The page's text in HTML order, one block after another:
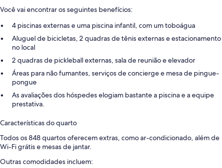
Você vai encontrar os seguintes benefícios:
4 piscinas externas e uma piscina infantil, com um toboágua
Aluguel de bicicletas, 2 quadras de tênis externas e estacionamento
no local
2 quadras de pickleball externas, sala de reunião e elevador
Áreas para não fumantes, serviços de concierge e mesa de pingue-
pongue
As avaliações dos hóspedes elogiam bastante a piscina e a equipe
prestativa.
Características do quarto
Todos os 848 quartos oferecem extras, como ar-condicionado, além de
Wi-Fi grátis e mesas de jantar.
Outras comodidades incluem: